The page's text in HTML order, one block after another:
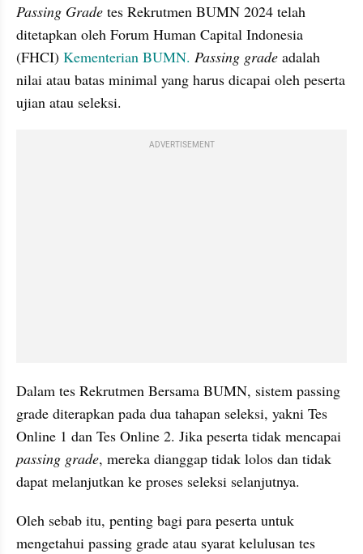
Passing Grade tes Rekrutmen BUMN 2024 telah
ditetapkan oleh Forum Human Capital Indonesia
(FHCI) Kementerian BUMN. Passing grade adalah
nilai atau batas minimal yang harus dicapai oleh peserta
ujian atau seleksi.
ADVERTISEMENT
Dalam tes Rekrutmen Bersama BUMN, sistem passing
grade diterapkan pada dua tahapan seleksi, yakni Tes
passing grade, mereka dianggap tidak lolos dan tidak
dapat melanjutkan ke proses seleksi selanjutnya.
Oleh sebab itu, penting bagi para peserta untuk
mengetahui passing grade atau syarat kelulusan tes